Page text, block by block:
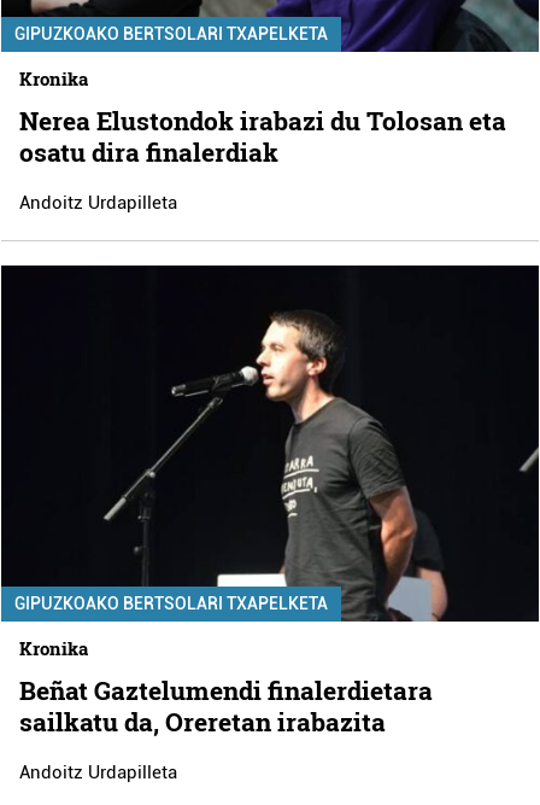
GIPUZKOAKO BERTSOLARI TXAPELKETA
Kronika
Nerea Elustondok irabazi du Tolosan eta
osatu dira finalerdiak
Andoitz Urdapilleta
GIPUZKOAKO BERTSOLARI TXAPELKETA
Kronika
Beñat Gaztelumendi finalerdietara
sailkatu da, Oreretan irabazita
Andoitz Urdapilleta